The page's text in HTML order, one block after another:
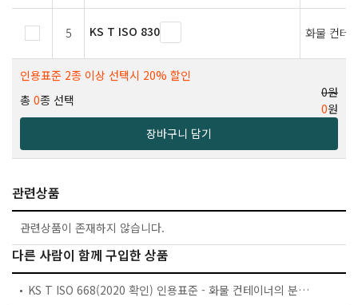
5 KS T ISO 830 화물 컨테
인용표준 2종 이상 선택시 20% 할인
총 0종 선택
0원
0원
장바구니 담기
관련상품
관련상품이 존재하지 않습니다.
다른 사람이 함께 구입한 상품
KS T ISO 668(2020 확인) 인용표준 - 화물 컨테이너의 분류, 치수 및 최대 총 질량